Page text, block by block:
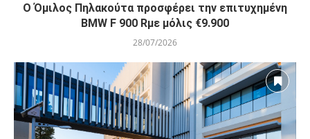
O Όμιλος Πηλακούτα προσφέρει την επιτυχημένη
BMW F 900 Rμε μόλις €9.900
28/07/2026